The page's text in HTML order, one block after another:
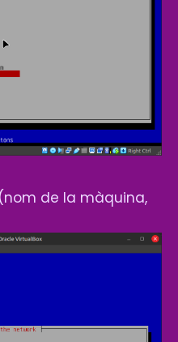
(nom de la màquina,